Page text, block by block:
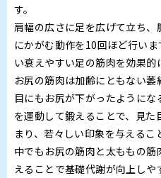
す。
肩幅の広さに足を広げて立ち
にかがむ動作を10回ほど行い
い衰えやすい足の筋肉を効果的
お尻の筋肉は加齢にともない
目にもお尻が下がったように
を運動して鍛えることで、見
まり、若々しい印象を与える
中でもお尻の筋肉と太ももの
えることで基礎代謝が向上し